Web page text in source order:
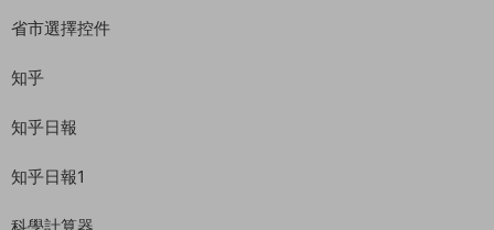
省市選擇控件
知乎
知乎日報
知乎日報1
科學計算器